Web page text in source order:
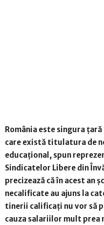
România este singura
care există titulatura de
educaţional, spun
Sindicatelor Libere din
precizează că în acest an
necalificate au ajuns la
tinerii calificaţi nu vor să
cauza salariilor mult prea